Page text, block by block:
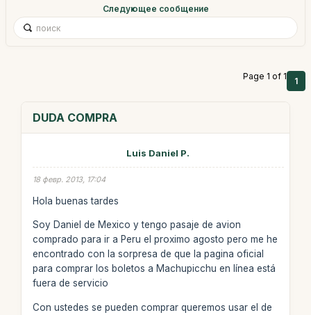
Следующее сообщение
Page 1 of 1 1
DUDA COMPRA
Luis Daniel P.
18 февр. 2013, 17:04
Hola buenas tardes
Soy Daniel de Mexico y tengo pasaje de avion
comprado para ir a Peru el proximo agosto pero me he
encontrado con la sorpresa de que la pagina oficial
para comprar los boletos a Machupicchu en línea está
fuera de servicio
Con ustedes se pueden comprar queremos usar el de